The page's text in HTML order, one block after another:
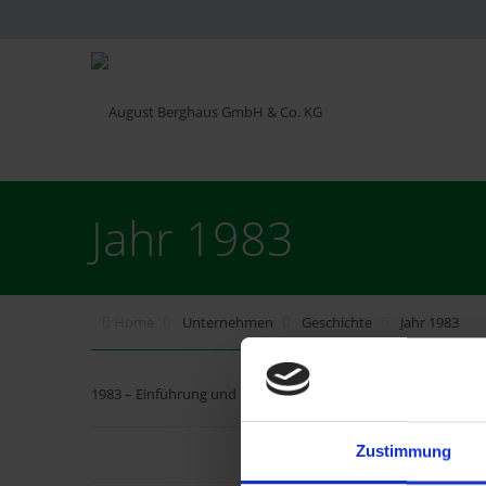
Zustimmung
Jahr 1983
Unternehmen Geschichte Jahr 1983
1983 – Einführung und Umstellung auf eine CNC-gesteuerte